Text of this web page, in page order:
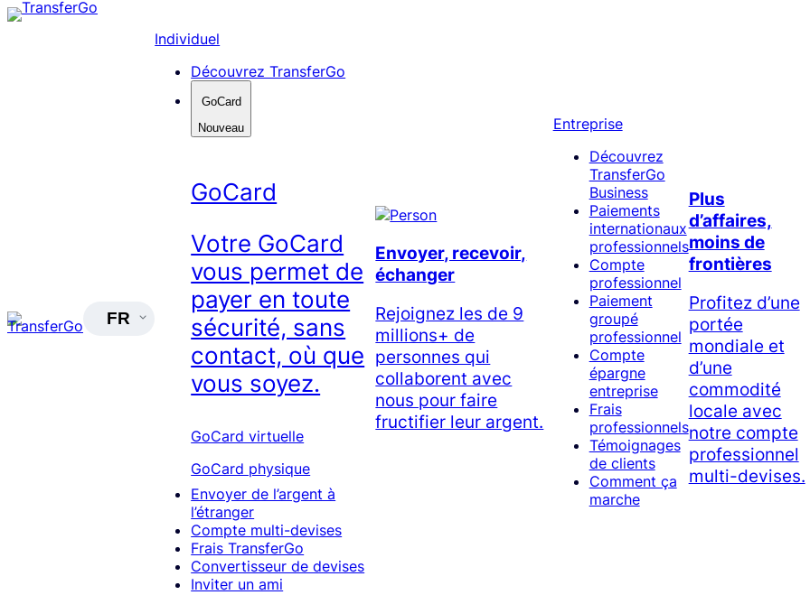
Skip
FR
Individuel
Découvrez TransferGo
GoCard
Nouveau
GoCard
Votre GoCard
vous permet de
payer en toute
sécurité, sans
contact, où que
vous soyez.
GoCard virtuelle
GoCard physique
Envoyer de l’argent à
l’étranger
Compte multi-devises
Frais TransferGo
Convertisseur de devises
Inviter un ami
Envoyer, recevoir,
échanger
Rejoignez les de 9
millions+ de
personnes qui
collaborent avec
nous pour faire
fructifier leur argent.
Entreprise
Découvrez
TransferGo
Business
Paiements
internationaux
professionnels
Compte
professionnel
Paiement
groupé
professionnel
Compte
épargne
entreprise
Frais
professionnels
Témoignages
de clients
Comment ça
marche
Plus
d’affaires,
moins de
frontières
Profitez d’une
portée
mondiale et
d’une
commodité
locale avec
notre compte
professionnel
multi-devises.